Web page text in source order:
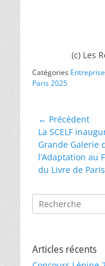
(c) Les
Catégories
Paris 2025
Navigation
de
l’article
← Précédent
Article
précédent :
La SCELF
Grande Galerie
l’Adaptation au
du Livre de
Rechercher :
Articles récents